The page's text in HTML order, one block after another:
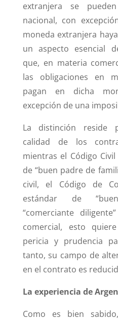
extranjera se
nacional, con
moneda extranjera
un aspecto esencial
que, en materia
las obligaciones en
pagan en dicha
excepción de una
La distinción reside
calidad de los
mientras el Código
de “buen padre de
civil, el Código de
estándar de
“comerciante
comercial, esto
pericia y prudencia
tanto, su campo de
en el contrato es
La experiencia de
Como es bien